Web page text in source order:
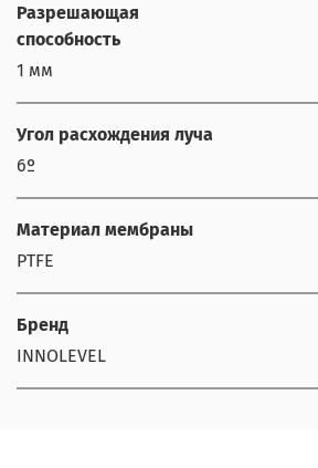
Разрешающая
способность
1 мм
Угол расхождения луча
6º
Материал мембраны
PTFE
Бренд
INNOLEVEL